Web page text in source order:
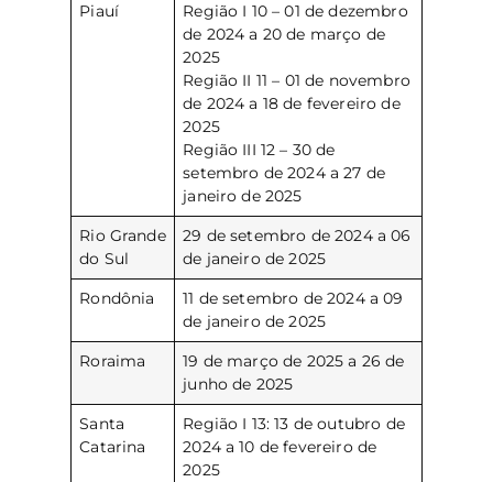
Piauí
Região I 10 – 01 de dezembro
de 2024 a 20 de março de
2025
Região II 11 – 01 de novembro
de 2024 a 18 de fevereiro de
2025
Região III 12 – 30 de
setembro de 2024 a 27 de
janeiro de 2025
Rio Grande
do Sul
29 de setembro de 2024 a 06
de janeiro de 2025
Rondônia
11 de setembro de 2024 a 09
de janeiro de 2025
Roraima
19 de março de 2025 a 26 de
junho de 2025
Santa
Catarina
Região I 13: 13 de outubro de
2024 a 10 de fevereiro de
2025